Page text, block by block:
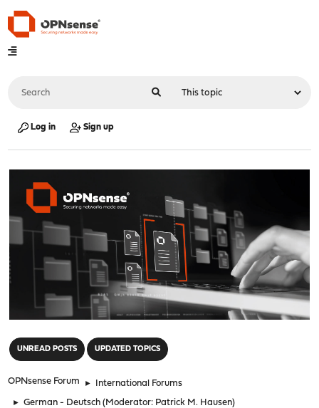
Log in Sign up
UNREAD POSTS UPDATED TOPICS
OPNsense Forum ► International Forums
► German - Deutsch (Moderator: Patrick M. Hausen)